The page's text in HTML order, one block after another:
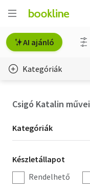
AI ajánló
Kategóriák
Hobbi, szabadidő
Irodalom
Csigó Katalin művei
Kategória
szűrés
Kategóriák
Készletállapot
szűrés
Készletállapot
Rendelhető